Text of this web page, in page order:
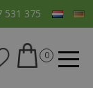
531 375